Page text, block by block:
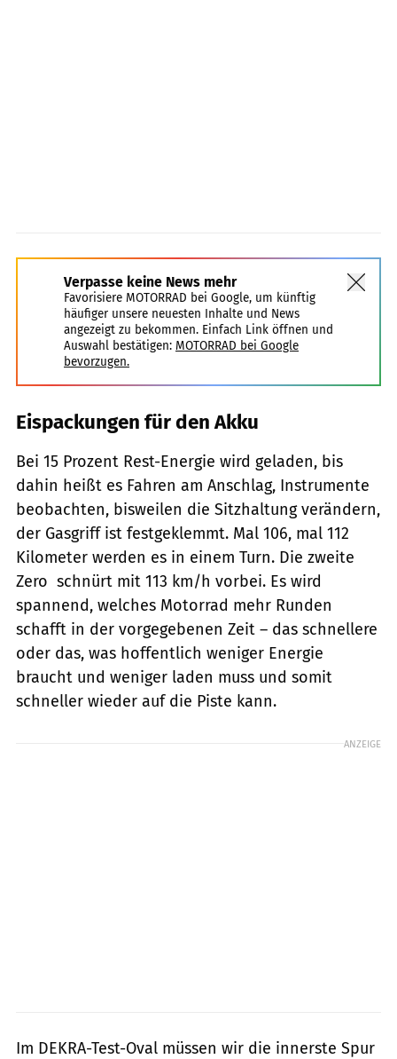
Verpasse keine News mehr
Favorisiere MOTORRAD bei Google, um künftig
häufiger unsere neuesten Inhalte und News
angezeigt zu bekommen. Einfach Link öffnen und
Auswahl bestätigen: MOTORRAD bei Google
bevorzugen.
Eispackungen für den Akku
Bei 15 Prozent Rest-Energie wird geladen, bis
dahin heißt es Fahren am Anschlag, Instrumente
beobachten, bisweilen die Sitzhaltung verändern,
der Gasgriff ist festgeklemmt. Mal 106, mal 112
Kilometer werden es in einem Turn. Die zweite
Zero schnürt mit 113 km/h vorbei. Es wird
spannend, welches Motorrad mehr Runden
schafft in der vorgegebenen Zeit – das schnellere
oder das, was hoffentlich weniger Energie
braucht und weniger laden muss und somit
schneller wieder auf die Piste kann.
ANZEIGE
Im DEKRA-Test-Oval müssen wir die innerste Spur